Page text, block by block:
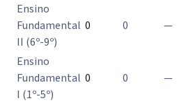
Ensino
Fundamental
II (6º-9º)
0 0 —
Ensino
Fundamental
I (1º-5º)
0 0 —